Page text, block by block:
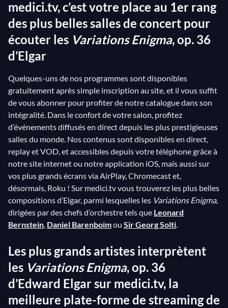
medici.tv, c’est votre place au 1er rang
des plus belles salles de concert pour
écouter les Variations Enigma, op. 36
d’Elgar
Quelques-uns de nos programmes sont disponibles
gratuitement après simple inscription au site, et il vous suffit
de vous abonner pour profiter de notre catalogue dans son
intégralité. Dans le confort de votre salon, profitez
d’événements diffusés en direct depuis les plus prestigieuses
salles du monde. Nos contenus sont disponibles en direct,
replay et VOD, et accessibles depuis votre téléphone grâce à
notre site internet ou notre application iOS, mais aussi sur
vos plus grands écrans via AirPlay, Chromecast et,
désormais, Roku ! Sur medici.tv vous trouverez les plus belles
compositions d’Elgar, parmi lesquelles les Variations Enigma,
dirigées par des chefs d’orchestre tels que Leonard
Bernstein, Daniel Barenboimou Sir Georg Solti.
Les plus grands artistes interprètent
les Variations Enigma, op. 36
d’Edward Elgar sur medici.tv, la
meilleure plate-forme de streaming de